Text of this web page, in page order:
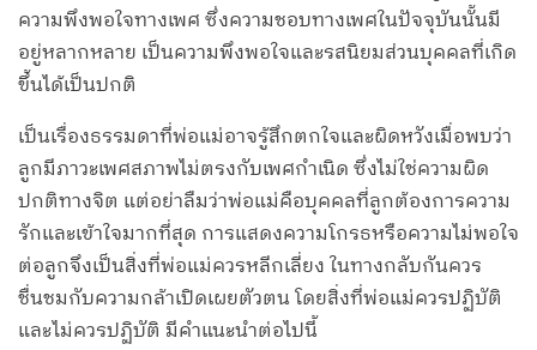
ความพึงพอใจทางเพศ ซึ่งความชอบทางเพศในปัจจุบันนั้นมี
อยู่หลากหลาย เป็นความพึงพอใจและรสนิยมส่วนบุคคลที่เกิด
ขึ้นได้เป็นปกติ
เป็นเรื่องธรรมดาที่พ่อแม่อาจรู้สึกตกใจและผิดหวังเมื่อพบว่า
ลูกมีภาวะเพศสภาพไม่ตรงกับเพศกำเนิด ซึ่งไม่ใช่ความผิด
ปกติทางจิต แต่อย่าลืมว่าพ่อแม่คือบุคคลที่ลูกต้องการความ
รักและเข้าใจมากที่สุด การแสดงความโกรธหรือความไม่พอใจ
ต่อลูกจึงเป็นสิ่งที่พ่อแม่ควรหลีกเลี่ยง ในทางกลับกันควร
ชื่นชมกับความกล้าเปิดเผยตัวตน โดยสิ่งที่พ่อแม่ควรปฏิบัติ
และไม่ควรปฏิบัติ มีคำแนะนำต่อไปนี้